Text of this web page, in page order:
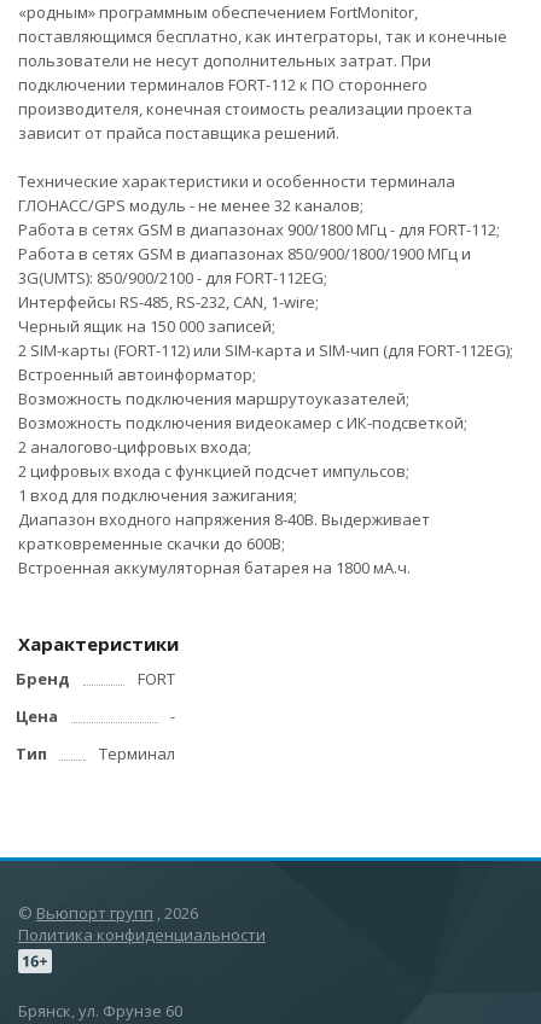
«родным» программным обеспечением FortMonitor,
поставляющимся бесплатно, как интеграторы, так и конечные
пользователи не несут дополнительных затрат. При
подключении терминалов FORT-112 к ПО стороннего
производителя, конечная стоимость реализации проекта
зависит от прайса поставщика решений.
Технические характеристики и особенности терминала
ГЛОНАСС/GPS модуль - не менее 32 каналов;
Работа в сетях GSM в диапазонах 900/1800 МГц - для FORT-112;
Работа в сетях GSM в диапазонах 850/900/1800/1900 МГц и
3G(UMTS): 850/900/2100 - для FORT-112EG;
Интерфейсы RS-485, RS-232, CAN, 1-wire;
Черный ящик на 150 000 записей;
2 SIM-карты (FORT-112) или SIM-карта и SIM-чип (для FORT-112EG);
Встроенный автоинформатор;
Возможность подключения маршрутоуказателей;
Возможность подключения видеокамер с ИК-подсветкой;
2 аналогово-цифровых входа;
2 цифровых входа с функцией подсчет импульсов;
1 вход для подключения зажигания;
Диапазон входного напряжения 8-40В. Выдерживает
кратковременные скачки до 600В;
Встроенная аккумуляторная батарея на 1800 мА.ч.
Характеристики
Бренд
FORT
Цена
-
Тип
Терминал
© Вьюпорт групп , 2026
Политика конфиденциальности
Брянск, ул. Фрунзе 60